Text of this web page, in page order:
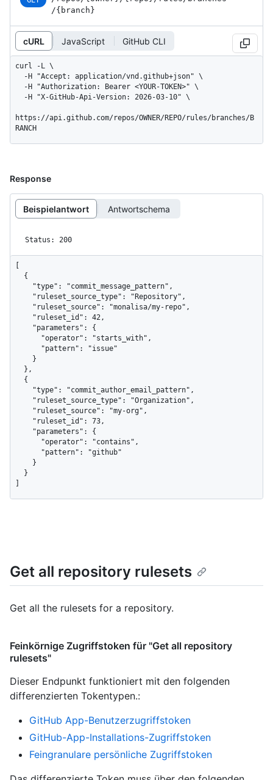
/{branch}
cURL JavaScript GitHub CLI
curl -L \
https://api.github.com/repos/OWNER/REPO/rules/branches/B
RANCH
Response
Beispielantwort Antwortschema
Status: 200
Get all repository rulesets
Get all the rulesets for a repository.
Feinkörnige Zugriffstoken für "Get all repository
rulesets"
Dieser Endpunkt funktioniert mit den folgenden
differenzierten Tokentypen.:
GitHub App-Benutzerzugriffstoken
GitHub-App-Installations-Zugriffstoken
Feingranulare persönliche Zugriffstoken